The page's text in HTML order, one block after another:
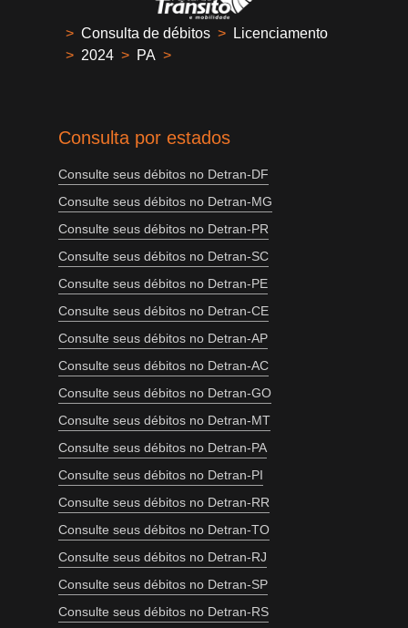
> Consulta de débitos >
Licenciamento
> 2024 > PA >
Consulta por estados
Consulte seus débitos no Detran-DF
Consulte seus débitos no Detran-MG
Consulte seus débitos no Detran-PR
Consulte seus débitos no Detran-SC
Consulte seus débitos no Detran-PE
Consulte seus débitos no Detran-CE
Consulte seus débitos no Detran-AP
Consulte seus débitos no Detran-AC
Consulte seus débitos no Detran-GO
Consulte seus débitos no Detran-MT
Consulte seus débitos no Detran-PA
Consulte seus débitos no Detran-PI
Consulte seus débitos no Detran-RR
Consulte seus débitos no Detran-TO
Consulte seus débitos no Detran-RJ
Consulte seus débitos no Detran-SP
Consulte seus débitos no Detran-RS